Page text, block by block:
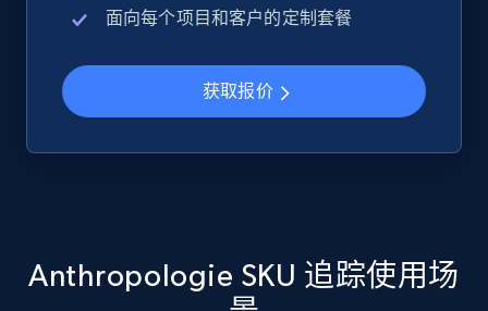
more.
2.4K+
Rating, Reviews count, Images, Variations, and
more.
面向每个项目和客户的定制套餐
获取报价
Anthropologie SKU 追踪使用场